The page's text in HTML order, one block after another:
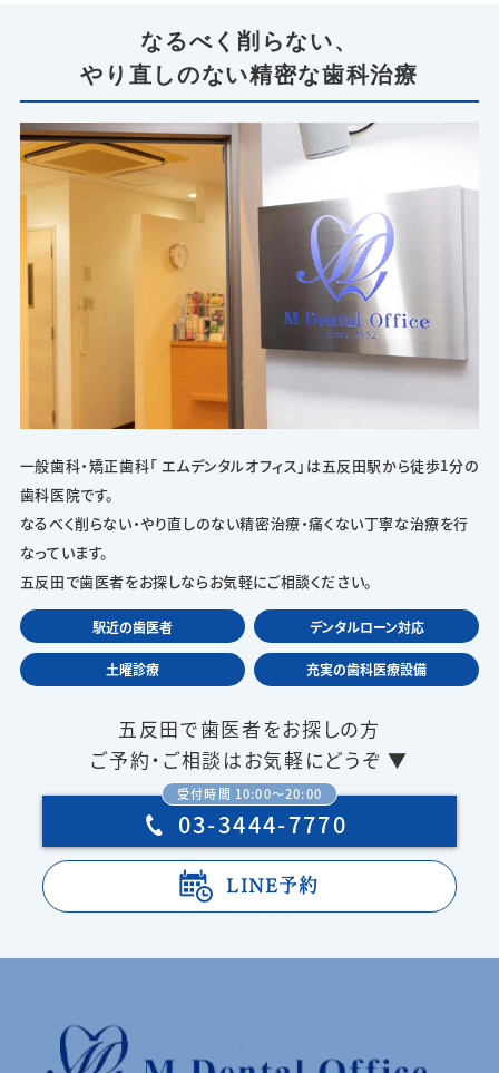
なるべく削らない、
やり直しのない精密な歯科治療
一般歯科・矯正歯科「 エムデンタルオフィス」は五反田駅から徒歩1分の
歯科医院です。
なるべく削らない・やり直しのない精密治療・痛くない丁寧な治療を行
なっています。
五反田で歯医者をお探しならお気軽にご相談ください。
駅近の歯医者 デンタルローン対応
土曜診療 充実の歯科医療設備
五反田で歯医者をお探しの方
ご予約・ご相談はお気軽にどうぞ ▼
受付時間 10:00〜20:00
03-3444-7770
LINE予約